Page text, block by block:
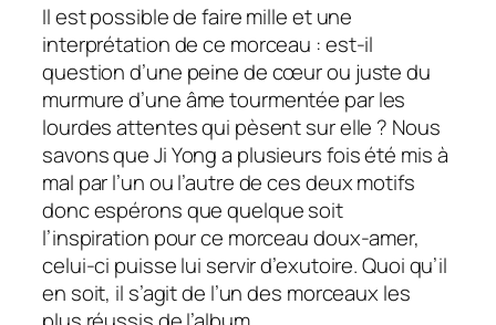
Il est possible de faire mille et une
interprétation de ce morceau : est-il
question d’une peine de cœur ou juste du
murmure d’une âme tourmentée par les
lourdes attentes qui pèsent sur elle ? Nous
savons que Ji Yong a plusieurs fois été mis à
mal par l’un ou l’autre de ces deux motifs
donc espérons que quelque soit
l’inspiration pour ce morceau doux-amer,
celui-ci puisse lui servir d’exutoire. Quoi qu’il
en soit, il s’agit de l’un des morceaux les